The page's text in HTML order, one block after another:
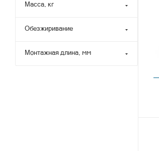
Масса, кг
Обезжиривание
Монтажная длина, мм